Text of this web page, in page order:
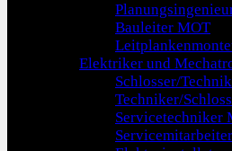
Bauleiter MOT
Elektriker und
Schlosser/
Techniker/
Servicetechniker
Servicemitarbeiter